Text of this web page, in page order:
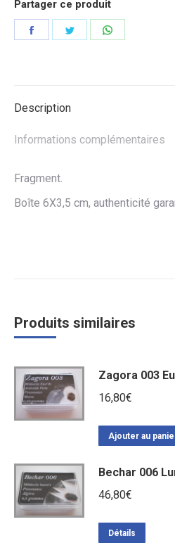
Partager ce produit
Partager Partager
Description
Informations complémentaires
Fragment.
Boîte 6X3,5 cm, authenticité
Produits similaires
Zagora 003
16,80€
Ajouter au
Bechar 006
46,80€
Détails